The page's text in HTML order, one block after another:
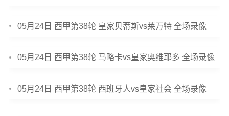
05月24日 西甲第38轮 皇家贝蒂斯vs莱万特 全场录像
05月24日 西甲第38轮 马略卡vs皇家奥维耶多 全场录像
05月24日 西甲第38轮 西班牙人vs皇家社会 全场录像